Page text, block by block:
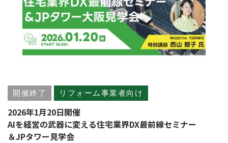
開催終了 リフォーム事業者向け
2026年1月20日開催
AIを経営の武器に変える住宅業界DX最前線セミナー
＆JPタワー見学会